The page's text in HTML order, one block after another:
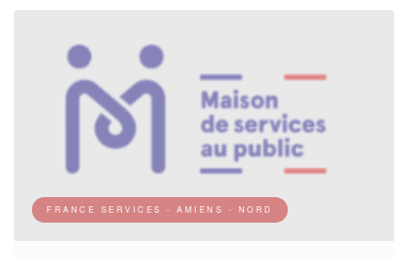
FRANCE SERVICES - AMIENS - NORD